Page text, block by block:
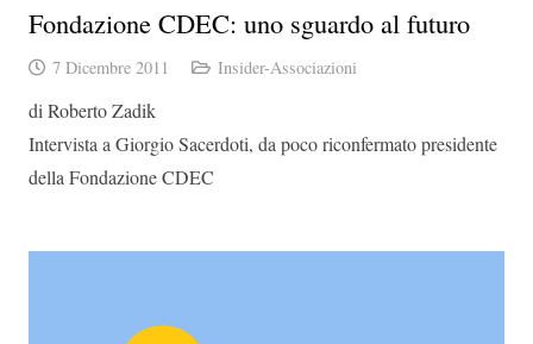
Fondazione CDEC: uno sguardo al futuro
7 Dicembre 2011 Insider-Associazioni
di Roberto Zadik
Intervista a Giorgio Sacerdoti, da poco riconfermato presidente
della Fondazione CDEC